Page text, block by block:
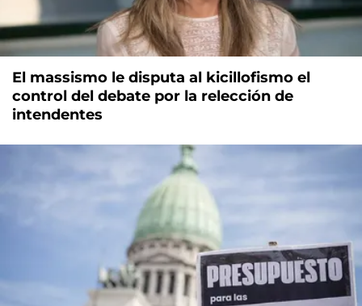
El massismo le disputa al kicillofismo el
control del debate por la relección de
intendentes